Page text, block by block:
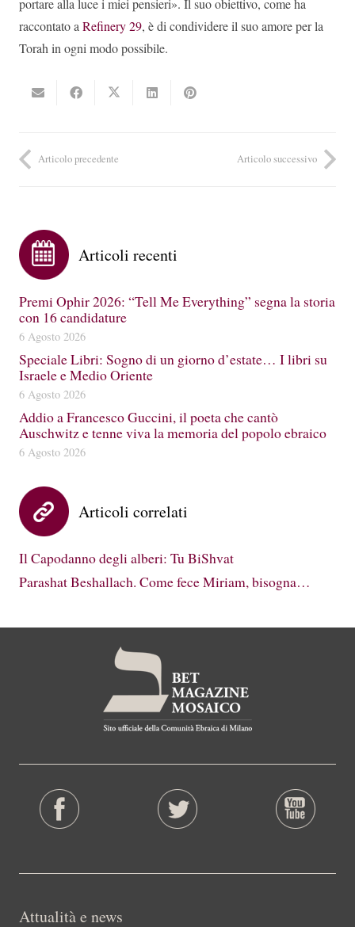
portare alla luce i miei pensieri». Il suo obiettivo, come ha
raccontato a Refinery 29, è di condividere il suo amore per la
Torah in ogni modo possibile.
Articolo precedente Articolo successivo
Articoli recenti
Premi Ophir 2026: “Tell Me Everything” segna la storia
con 16 candidature
6 Agosto 2026
Speciale Libri: Sogno di un giorno d’estate… I libri su
Israele e Medio Oriente
6 Agosto 2026
Addio a Francesco Guccini, il poeta che cantò
Auschwitz e tenne viva la memoria del popolo ebraico
6 Agosto 2026
Articoli correlati
Il Capodanno degli alberi: Tu BiShvat
Parashat Beshallach. Come fece Miriam, bisogna…
Attualità e news